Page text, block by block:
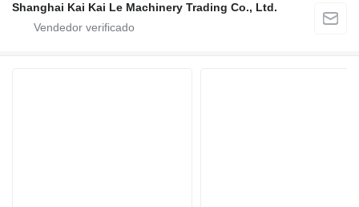
Shanghai Kai Kai Le Machinery Trading Co., Ltd.